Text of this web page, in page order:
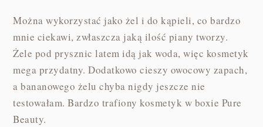
Można wykorzystać jako żel i do kąpieli, co bardzo
mnie ciekawi, zwłaszcza jaką ilość piany tworzy.
Żele pod prysznic latem idą jak woda, więc kosmetyk
mega przydatny. Dodatkowo cieszy owocowy zapach,
a bananowego żelu chyba nigdy jeszcze nie
testowałam. Bardzo trafiony kosmetyk w boxie Pure
Beauty.